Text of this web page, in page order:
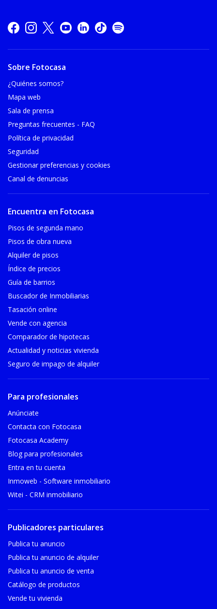
Sobre Fotocasa
¿Quiénes somos?
Mapa web
Sala de prensa
Preguntas frecuentes - FAQ
Política de privacidad
Seguridad
Gestionar preferencias y cookies
Canal de denuncias
Encuentra en Fotocasa
Pisos de segunda mano
Pisos de obra nueva
Alquiler de pisos
Índice de precios
Guía de barrios
Buscador de Inmobiliarias
Tasación online
Vende con agencia
Comparador de hipotecas
Actualidad y noticias vivienda
Seguro de impago de alquiler
Para profesionales
Anúnciate
Contacta con Fotocasa
Fotocasa Academy
Blog para profesionales
Entra en tu cuenta
Inmoweb - Software inmobiliario
Witei - CRM inmobiliario
Publicadores particulares
Publica tu anuncio
Publica tu anuncio de alquiler
Publica tu anuncio de venta
Catálogo de productos
Vende tu vivienda